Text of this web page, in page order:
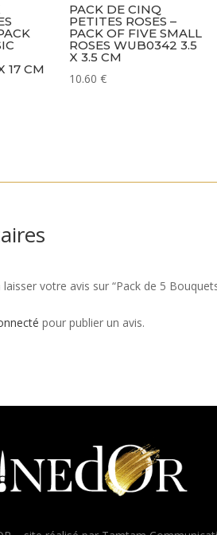
17 CM
PACK DE CINQ
PETITES ROSES –
PACK OF FIVE SMALL
ROSES WUB0342 3.5
X 3.5 CM
10.60 €
votre avis sur “Pack de 5
pour publier un avis.